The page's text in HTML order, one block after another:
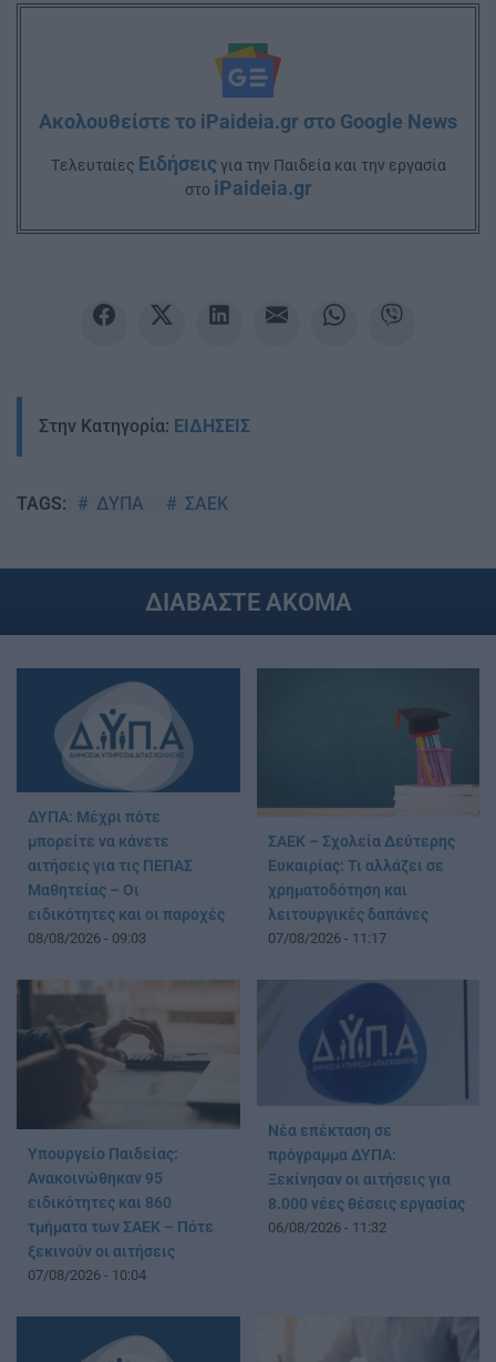
Ακολουθείστε το iPaideia.gr στο Google News
Tελευταίες Ειδήσειςγια την Παιδεία και την εργασία
στο iPaideia.gr
Στην Κατηγορία: ΕΙΔΗΣΕΙΣ
TAGS: ΔΥΠΑ ΣΑΕΚ
ΔΙΑΒΑΣΤΕ ΑΚΟΜΑ
ΔΥΠΑ: Μέχρι πότε
μπορείτε να κάνετε
αιτήσεις για τις ΠΕΠΑΣ
Μαθητείας – Οι
ειδικότητες και οι παροχές
08/08/2026 - 09:03
ΣΑΕΚ – Σχολεία Δεύτερης
Ευκαιρίας: Τι αλλάζει σε
χρηματοδότηση και
λειτουργικές δαπάνες
07/08/2026 - 11:17
Υπουργείο Παιδείας:
Ανακοινώθηκαν 95
ειδικότητες και 860
τμήματα των ΣΑΕΚ – Πότε
ξεκινούν οι αιτήσεις
07/08/2026 - 10:04
Νέα επέκταση σε
πρόγραμμα ΔΥΠΑ:
Ξεκίνησαν οι αιτήσεις για
8.000 νέες θέσεις εργασίας
06/08/2026 - 11:32